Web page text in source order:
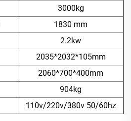
3000kg
1830 mm
2.2kw
2035*2032*105mm
2060*700*400mm
904kg
110v/220v/380v 50/60hz